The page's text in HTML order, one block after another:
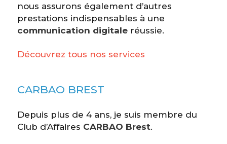
nous assurons également d’autres
prestations indispensables à une
communication digitaleréussie.
Découvrez tous nos services
CARBAO BREST
Depuis plus de 4 ans, je suis membre du
Club d’Affaires CARBAO Brest.